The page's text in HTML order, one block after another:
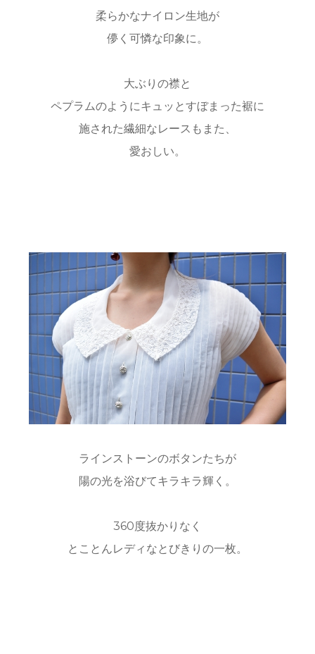
柔らかなナイロン生地が
儚く可憐な印象に。
大ぶりの襟と
ペプラムのようにキュッとすぼまった裾に
施された繊細なレースもまた、
愛おしい。
ラインストーンのボタンたちが
陽の光を浴びてキラキラ輝く。
360度抜かりなく
とことんレディなとびきりの一枚。